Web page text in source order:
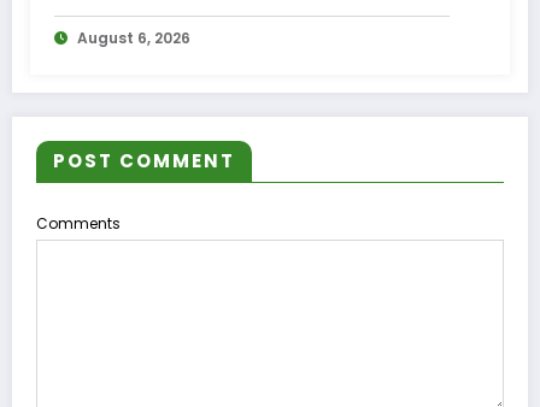
compensare a accizei în mecanism
permanent
August 6, 2026
POST COMMENT
Comments